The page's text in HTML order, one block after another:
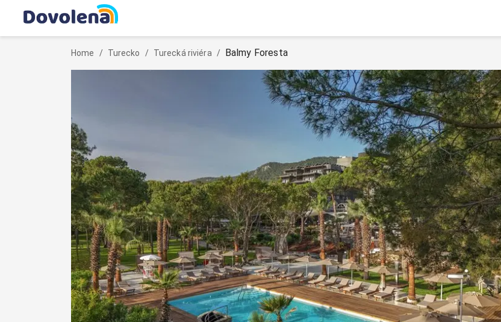
Home / Turecko / Turecká riviéra / Balmy Foresta